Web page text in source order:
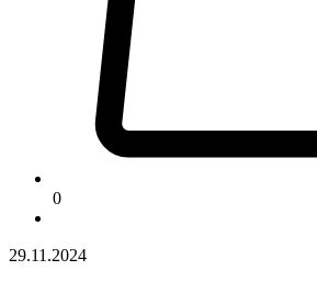
0
29.11.2024